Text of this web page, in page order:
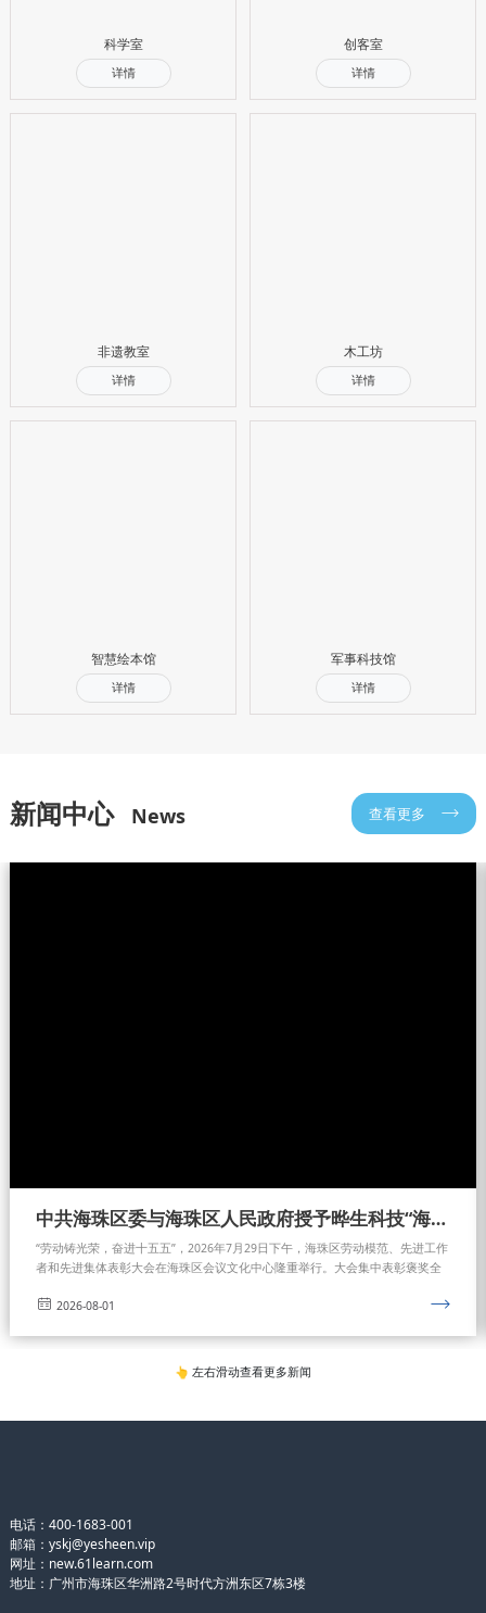
科学室
详情
创客室
详情
非遗教室
详情
木工坊
详情
智慧绘本馆
详情
军事科技馆
详情
新闻中心 News 查看更多
中共海珠区委与海珠区人民政府授予晔生科技“海珠区先进集体”称号
“劳动铸光荣，奋进十五五”，2026年7月29日下午，海珠区劳动模范、先进工作
者和先进集体表彰大会在海珠区会议文化中心隆重举行。大会集中表彰褒奖全
民政府正式授予广东晔生科技股份有限公司“海珠区先进集体”荣誉称号，并颁发
2026-08-01
👆 左右滑动查看更多新闻
电话：400-1683-001
邮箱：yskj@yesheen.vip
网址： new.61learn.com
地址：广州市海珠区华洲路2号时代方洲东区7栋3楼